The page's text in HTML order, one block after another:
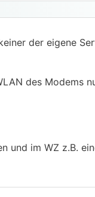
der eigene
des Modems
und im WZ z.B.